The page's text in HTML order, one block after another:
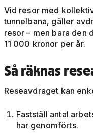
Vid resor med
tunnelbana, gäller
resor – men bara den
11 000 kronor per år.
Så räknas
Reseavdraget kan
Fastställ antal
har genomförts.